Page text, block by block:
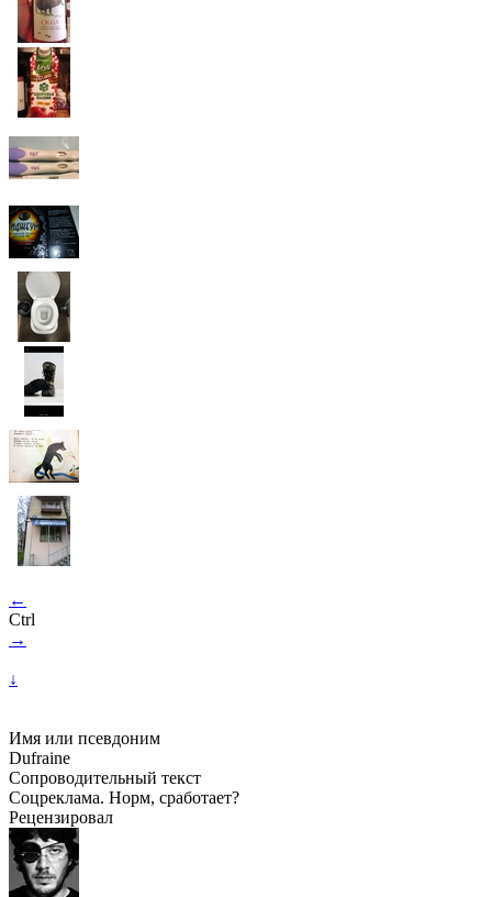
←
Ctrl
→
↓
Имя или псевдоним
Dufraine
Сопроводительный текст
Соцреклама. Норм, сработает?
Рецензировал